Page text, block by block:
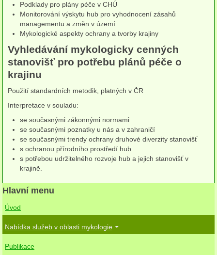
lichenizované
muscikolni
herbikolní-dvouděložné
herbikolní-jednoděložné
herbikolní-kapraďorosty
Perithecia stromatická
Perithecia nestromatická
Rosoly
Kornacovité
Choroše
bílá hniloba
hnědá hniloba
jednoleté
Podklady pro plány péče v CHÚ
Monitorování výskytu hub pro vyhodnocení zásahů
managementu a změn v území
Mykologické aspekty ochrany a tvorby krajiny
Vyhledávání mykologicky cenných
stanovišť pro potřebu plánů péče o
krajinu
Použití standardních metodik, platných v ČR
Interpretace v souladu:
se současnými zákonnými normami
se současnými poznatky u nás a v zahraničí
se současnými trendy ochrany druhové diverzity stanovišť
s ochranou přírodního prostředí hub
s potřebou udržitelného rozvoje hub a jejich stanovišť v
krajině.
Hlavní menu
Úvod
Nabídka služeb v oblasti mykologie
Publikace